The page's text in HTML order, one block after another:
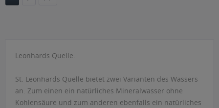
Leonhards Quelle.
St. Leonhards Quelle bietet zwei Varianten des Wassers
an. Zum einen ein natürliches Mineralwasser ohne
Kohlensäure und zum anderen ebenfalls ein natürliches